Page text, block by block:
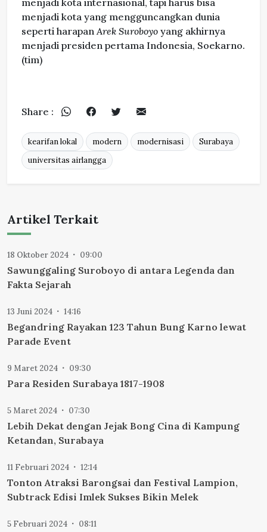
menjadi kota yang mengguncangkan dunia
seperti harapan Arek Suroboyo yang akhirnya
menjadi presiden pertama Indonesia, Soekarno.
(tim)
Share :
kearifan lokal modern modernisasi
Surabaya
universitas airlangga
Artikel Terkait
18 Oktober 2024 09:00
Sawunggaling Suroboyo di antara Legenda dan
Fakta Sejarah
13 Juni 2024 14:16
Begandring Rayakan 123 Tahun Bung Karno lewat
Parade Event
9 Maret 2024 09:30
Para Residen Surabaya 1817-1908
5 Maret 2024 07:30
Lebih Dekat dengan Jejak Bong Cina di Kampung
Ketandan, Surabaya
11 Februari 2024 12:14
Tonton Atraksi Barongsai dan Festival Lampion,
Subtrack Edisi Imlek Sukses Bikin Melek
5 Februari 2024 08:11